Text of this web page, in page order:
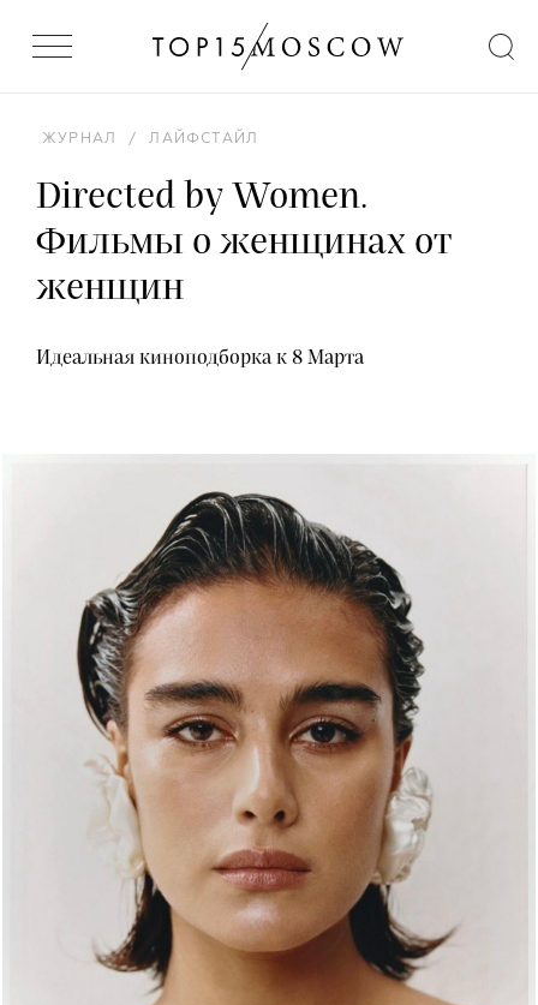
ЖУРНАЛ / ЛАЙФСТАЙЛ
Directed by Women.
Фильмы о женщинах от
женщин
Идеальная киноподборка к 8 Марта